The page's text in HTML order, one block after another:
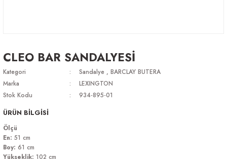
CLEO BAR SANDALYESİ
Kategori Sandalye , BARCLAY BUTERA
Marka
LEXINGTON
Stok Kodu
934-895-01
ÜRÜN BİLGİSİ
Ölçü
En: 51 cm
Boy: 61 cm
Yükseklik: 102 cm